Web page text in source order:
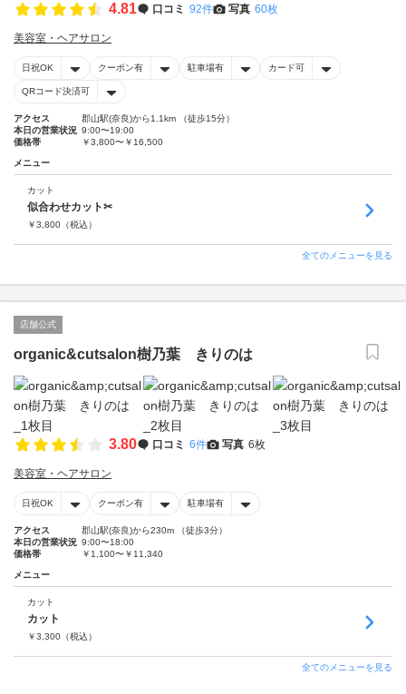
4.81 口コミ 92件 写真 60枚
美容室・ヘアサロン
日祝OK クーポン有 駐車場有 カード可
QRコード決済可
アクセス
郡山駅(奈良)から1.1km （徒歩15分）
本日の営業状況 9:00〜19:00
価格帯
￥3,800〜￥16,500
メニュー
カット
似合わせカット✂︎
￥3,800 （税込）
全てのメニューを見る
店舗公式
organic&cutsalon樹乃葉 きりのは
3.80 口コミ 6件 写真 6枚
美容室・ヘアサロン
日祝OK クーポン有 駐車場有
アクセス
郡山駅(奈良)から230m （徒歩3分）
本日の営業状況 9:00〜18:00
価格帯
￥1,100〜￥11,340
メニュー
カット
カット
￥3,300 （税込）
全てのメニューを見る